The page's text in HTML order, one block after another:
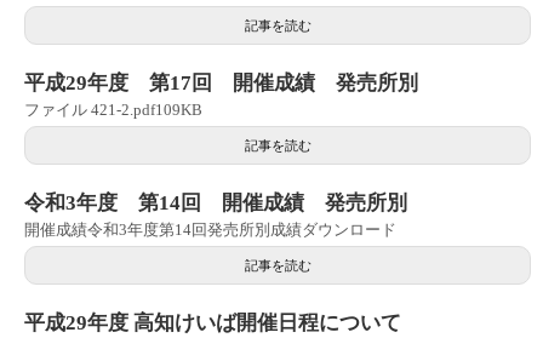
記事を読む
平成29年度 第17回 開催成績 発売所別
ファイル 421-2.pdf109KB
記事を読む
令和3年度 第14回 開催成績 発売所別
開催成績令和3年度第14回発売所別成績ダウンロード
記事を読む
平成29年度 高知けいば開催日程について